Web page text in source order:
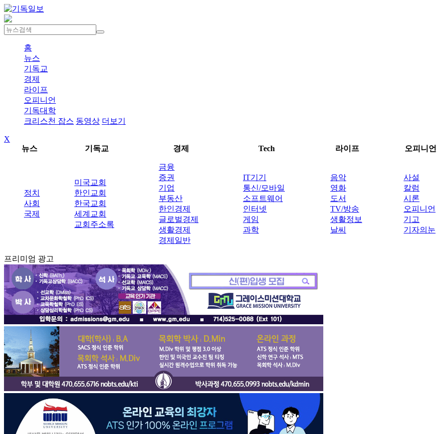
홈
뉴스
기독교
경제
라이프
오피니언
기독대학
크리스천 잡스 동영상 더보기
X
뉴스
기독교 경제 Tech 라이프 오피니언
정치
사회
국제
미국교회
한인교회
한국교회
세계교회
교회주소록
금융
증권
기업
부동산
한인경제
글로벌경제
생활경제
경제일반
IT기기
통신/모바일
소프트웨어
인터넷
게임
과학
음악
영화
도서
TV/방송
생활정보
날씨
사설
칼럼
시론
오피니언
기고
기자의눈
프리미엄 광고